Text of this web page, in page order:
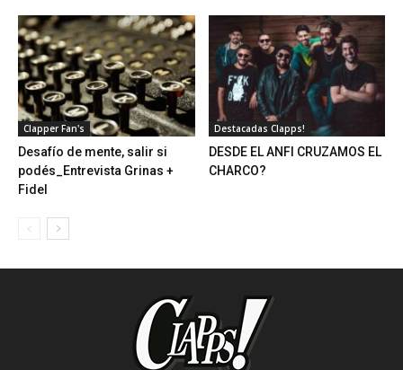
Clapper Fan's
Desafío de mente, salir si
podés_Entrevista Grinas +
Fidel
Destacadas Clapps!
DESDE EL ANFI CRUZAMOS EL
CHARCO?